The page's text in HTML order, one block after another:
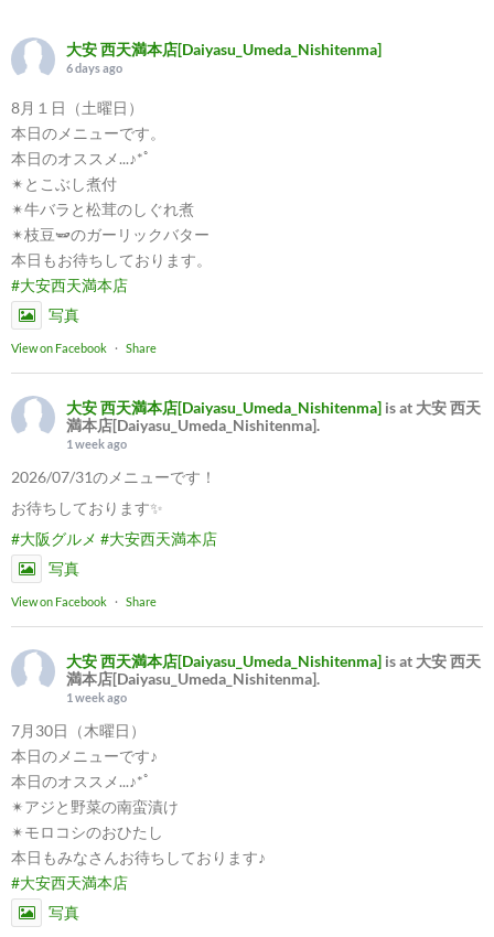
大安 西天満本店[Daiyasu_Umeda_Nishitenma]
6 days ago
8月１日（土曜日）
本日のメニューです。
本日のオススメ...♪*ﾟ
✴︎とこぶし煮付
✴︎牛バラと松茸のしぐれ煮
✴︎枝豆🫛のガーリックバター
本日もお待ちしております。
#大安西天満本店
写真
View on Facebook · Share
大安 西天満本店[Daiyasu_Umeda_Nishitenma] is at 大安 西天
満本店[Daiyasu_Umeda_Nishitenma].
1 week ago
2026/07/31のメニューです！
お待ちしております✨
#大阪グルメ #大安西天満本店
写真
View on Facebook · Share
大安 西天満本店[Daiyasu_Umeda_Nishitenma] is at 大安 西天
満本店[Daiyasu_Umeda_Nishitenma].
1 week ago
7月30日（木曜日）
本日のメニューです♪
本日のオススメ...♪*ﾟ
✴︎アジと野菜の南蛮漬け
✴︎モロコシのおひたし
本日もみなさんお待ちしております♪
#大安西天満本店
写真